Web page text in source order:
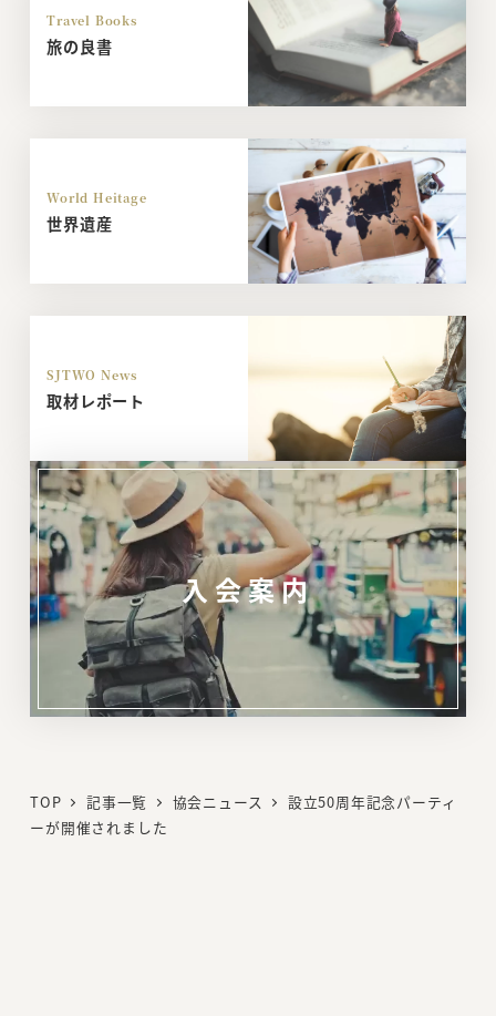
Travel Books
旅の良書
World Heitage
世界遺産
SJTWO News
取材レポート
入会案内
TOP 記事一覧 協会ニュース
設立50周年記念パーティ
ーが開催されました